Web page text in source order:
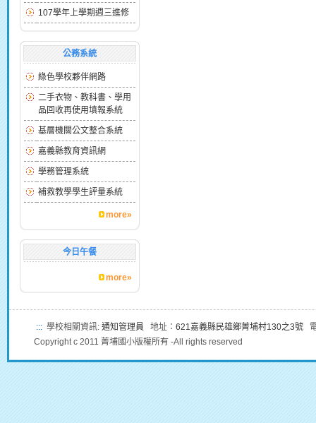
107學年上學期週三進修
公務系統
綠色學校夥伴網路
二手衣物、教科書、學用
品回收再使用填報系統
基層機關公文整合系統
嘉義縣教育資訊網
學務管理系統
補救教學學生評量系統
more»
今日午餐
more»
::: 學校相關資訊: 通知管理員 地址： 621嘉義縣民雄鄉菁埔村130之3號
Copyright c 2011 菁埔國小版權所有 -All rights reserved